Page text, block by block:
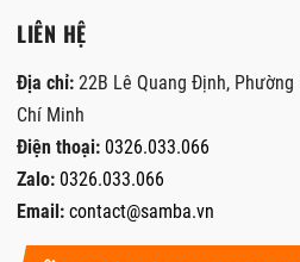
LIÊN HỆ
Địa chỉ: 22B Lê Quang Định,
Chí Minh
Điện thoại: 0326.033.066
Zalo: 0326.033.066
Email: contact@samba.vn